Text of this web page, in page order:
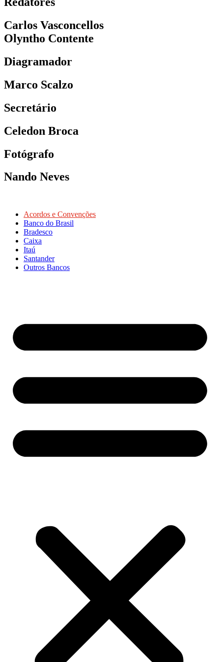
Carlos Vasconcellos
Olyntho Contente
Diagramador
Marco Scalzo
Secretário
Celedon Broca
Fotógrafo
Nando Neves
Acordos e Convenções
Banco do Brasil
Bradesco
Caixa
Itaú
Santander
Outros Bancos